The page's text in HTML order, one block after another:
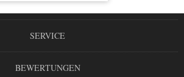
SERVICE
BEWERTUNGEN